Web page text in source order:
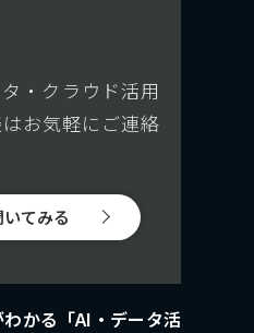
・クラウド活用
お気軽にご連絡
てみる
かる「AI・データ活